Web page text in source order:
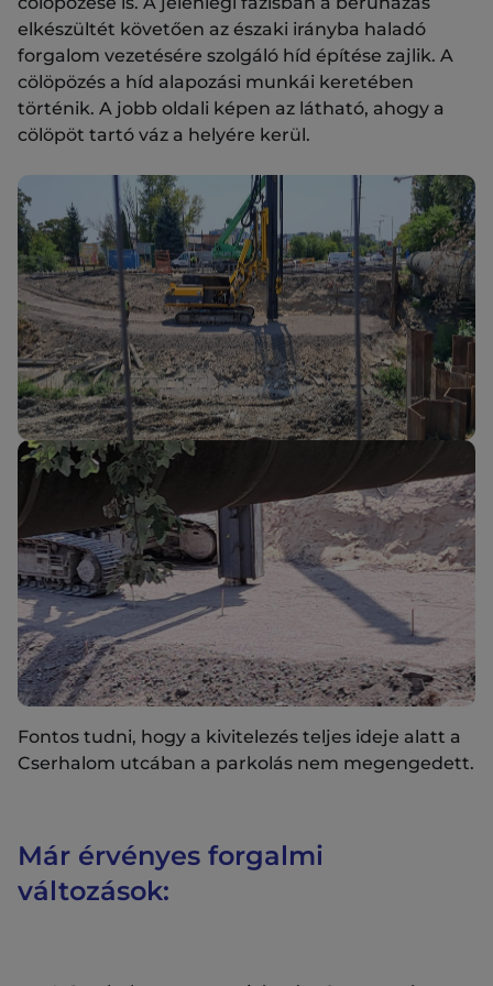
elkészültét követően az északi irányba haladó
forgalom vezetésére szolgáló híd építése zajlik. A
cölöpözés a híd alapozási munkái keretében
történik. A jobb oldali képen az látható, ahogy a
cölöpöt tartó váz a helyére kerül.
Fontos tudni, hogy a kivitelezés teljes ideje alatt a
Cserhalom utcában a parkolás nem megengedett.
Már érvényes forgalmi
változások: